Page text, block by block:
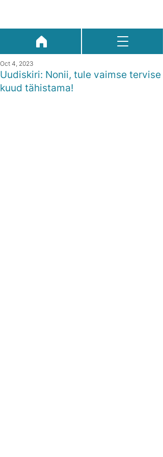
Uudiskiri: Nonii, tule vaimse tervise
kuud tähistama!
Oct 4, 2023